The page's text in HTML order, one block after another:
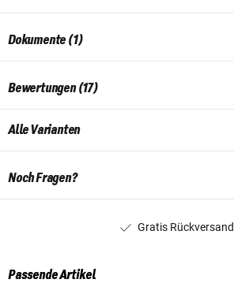
Dokumente (1)
Bewertungen (17)
Alle Varianten
Noch Fragen?
Gratis Rückversand
Passende Artikel